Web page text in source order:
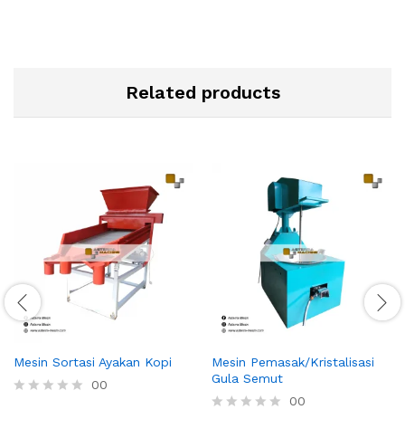
Related products
Mesin Sortasi Ayakan Kopi
00
Mesin Pemasak/Kristalisasi
Gula Semut
00